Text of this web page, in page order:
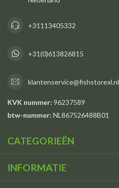
+31113405332
+31(0)613826815
klantenservice@fishstorexl.nl
KVK nummer: 96237589
btw-nummer: NL867526488B01
CATEGORIEËN
INFORMATIE